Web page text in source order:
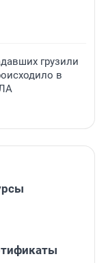
грузили
в